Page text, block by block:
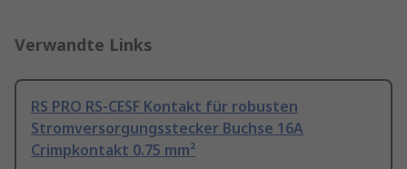
Verwandte Links
RS PRO RS-CESF Kontakt für robusten
Stromversorgungsstecker Buchse 16A
Crimpkontakt 0.75 mm²